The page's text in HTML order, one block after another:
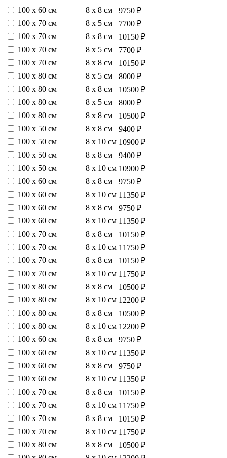
100 х 60 см
8 х 8 см
9750 ₽
100 х 70 см
8 х 5 см
7700 ₽
100 х 70 см
8 х 8 см
10150 ₽
100 х 70 см
8 х 5 см
7700 ₽
100 х 70 см
8 х 8 см
10150 ₽
100 х 80 см
8 х 5 см
8000 ₽
100 х 80 см
8 х 8 см
10500 ₽
100 х 80 см
8 х 5 см
8000 ₽
100 х 80 см
8 х 8 см
10500 ₽
100 х 50 см
8 х 8 см
9400 ₽
100 х 50 см
8 х 10 см 10900 ₽
100 х 50 см
8 х 8 см
9400 ₽
100 х 50 см
8 х 10 см 10900 ₽
100 х 60 см
8 х 8 см
9750 ₽
100 х 60 см
8 х 10 см 11350 ₽
100 х 60 см
8 х 8 см
9750 ₽
100 х 60 см
8 х 10 см 11350 ₽
100 х 70 см
8 х 8 см
10150 ₽
100 х 70 см
8 х 10 см 11750 ₽
100 х 70 см
8 х 8 см
10150 ₽
100 х 70 см
8 х 10 см 11750 ₽
100 х 80 см
8 х 8 см
10500 ₽
100 х 80 см
8 х 10 см 12200 ₽
100 х 80 см
8 х 8 см
10500 ₽
100 х 80 см
8 х 10 см 12200 ₽
100 х 60 см
8 х 8 см
9750 ₽
100 х 60 см
8 х 10 см 11350 ₽
100 х 60 см
8 х 8 см
9750 ₽
100 х 60 см
8 х 10 см 11350 ₽
100 х 70 см
8 х 8 см
10150 ₽
100 х 70 см
8 х 10 см 11750 ₽
100 х 70 см
8 х 8 см
10150 ₽
100 х 70 см
8 х 10 см 11750 ₽
100 х 80 см
8 х 8 см
10500 ₽